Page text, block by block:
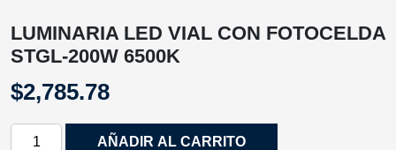
LUMINARIA LED VIAL CON FOTOCELDA
STGL-200W 6500K
$2,785.78
LUMINARIA
AÑADIR AL CARRITO